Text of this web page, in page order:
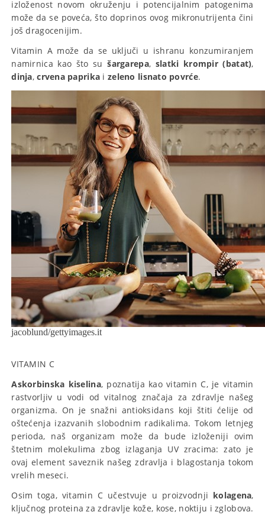
izloženost novom okruženju i potencijalnim patogenima
može da se poveća, što doprinos ovog mikronutrijenta čini
još dragocenijim.
Vitamin A može da se uključi u ishranu konzumiranjem
namirnica kao što sušargarepa, slatki krompir (batat),
dinja,crvena paprika i zeleno lisnato povrće.
jacoblund/gettyimages.it
VITAMIN C
Askorbinska kiselina, poznatija kao vitamin C, je vitamin
rastvorljiv u vodi od vitalnog značaja za zdravlje našeg
organizma. On je snažni antioksidans koji štiti ćelije od
oštećenja izazvanih slobodnim radikalima. Tokom letnjeg
perioda, naš organizam može da bude izloženiji ovim
štetnim molekulima zbog izlaganja UV zracima: zato je
ovaj element saveznik našeg zdravlja i blagostanja tokom
vrelih meseci.
Osim toga, vitamin C učestvuje u proizvodnji kolagena,
ključnog proteina za zdravlje kože, kose, noktiju i zglobova.